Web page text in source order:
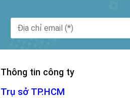
Thông tin công ty
Trụ sở TP.HCM